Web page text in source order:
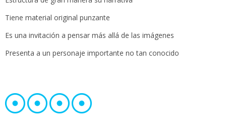
Tiene material original punzante
Es una invitación a pensar más allá de las imágenes
Presenta a un personaje importante no tan conocido